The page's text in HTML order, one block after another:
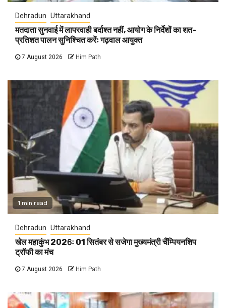
Dehradun Uttarakhand
मतदाता सुनवाई में लापरवाही बर्दाश्त नहीं, आयोग के निर्देशों का शत-
प्रतिशत पालन सुनिश्चित करेंः गढ़वाल आयुक्त
7 August 2026 Him Path
1 min read
Dehradun Uttarakhand
खेल महाकुंभ 2026ः 01 सितंबर से सजेगा मुख्यमंत्री चैंम्पियनशिप
ट्रॉफी का मंच
7 August 2026 Him Path